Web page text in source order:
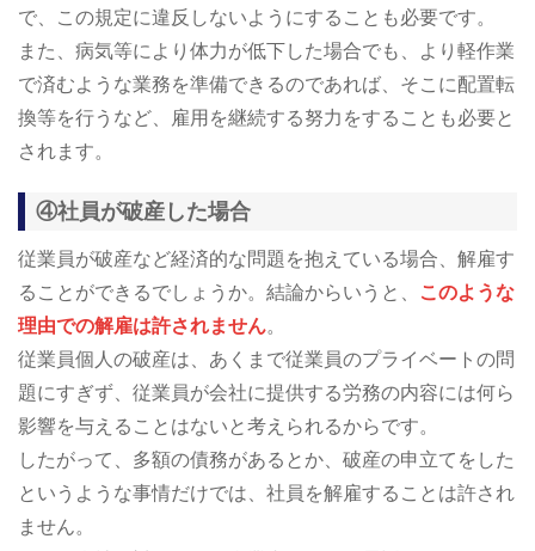
で、この規定に違反しないようにすることも必要です。
また、病気等により体力が低下した場合でも、より軽作業
で済むような業務を準備できるのであれば、そこに配置転
換等を行うなど、雇用を継続する努力をすることも必要と
されます。
④社員が破産した場合
従業員が破産など経済的な問題を抱えている場合、解雇す
ることができるでしょうか。結論からいうと、
このような
理由での解雇は許されません。
従業員個人の破産は、あくまで従業員のプライベートの問
題にすぎず、従業員が会社に提供する労務の内容には何ら
影響を与えることはないと考えられるからです。
したがって、多額の債務があるとか、破産の申立てをした
というような事情だけでは、社員を解雇することは許され
ません。